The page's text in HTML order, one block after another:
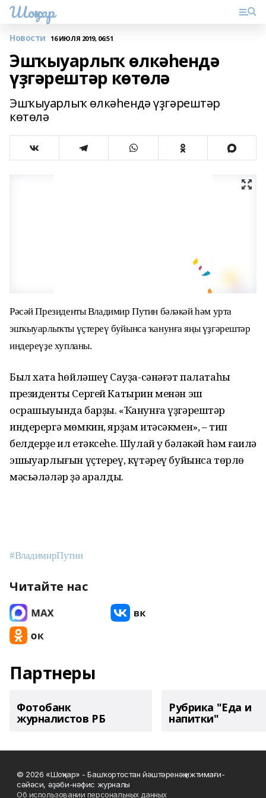
Шоңҡар
Новости 16 ИЮЛЯ 2019, 06:51
Эшҡыуарлыҡ өлкәһендә
үҙгәрештәр көтөлә
Эшҡыуарлыҡ өлкәһендә үҙгәрештәр
көтөлә
Рәсәй Президенты Владимир Путин бәләкәй һәм урта
эшҡыуарлыҡты үҫтереү буйынса ҡанунға яңы үҙгәрештәр
индереүҙе хупланы.
Был хаҡта һөйләшеү Сауҙа-сәнәғәт палатаһы
президенты Сергей Катырин менән эш
осрашыуында барҙы. «Ҡанунға үҙгәрештәр
индерергә мөмкин, ярҙам итәсәкмен», – тип
белдерҙе ил етәксеһе. Шулай уҡ бәләкәй һәм ғаилә
эшҡыуарлығын үҫтереү, күтәреү буйынса төрлө
мәсьәләләр ҙә ҡаралды.
#ВладимирПутин
Читайте нас
Партнеры
Фотобанк
журналистов РБ
Рубрика "Еда и
напитки"
© 2026 «Шоңҡар» - Башҡортостан йәштәренәң ижтимағи-
сәйәси, әҙәби-нәфис журналы
Об использовании персональных данных